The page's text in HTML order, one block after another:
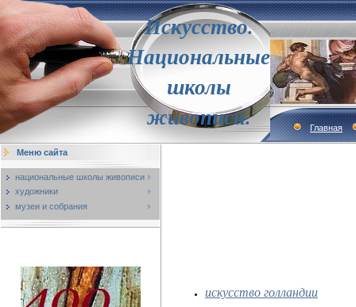
Искусство.
Национальные
школы
живописи.
Главная
Меню сайта
национальные школы живописи
художники
музеи и собрания
искусство голландии